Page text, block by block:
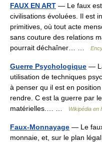
FAUX EN ART — Le faux
civilisations évoluées. Il est
primitives, où tout acte
sans couture des relations
pourrait déchaîner… …
Guerre Psychologique —
utilisation de techniques
à penser qu il est en
rendre. C est la guerre par
matérielles.… …
Wikipédia en
Faux-Monnayage — Le
monnaie, et, sur le plan